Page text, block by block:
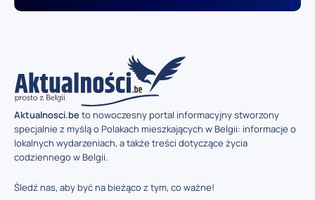
Aktualnosci.beto nowoczesny portal informacyjny stworzony
specjalnie z myślą o Polakach mieszkających w Belgii: informacje o
lokalnych wydarzeniach, a także treści dotyczące życia
codziennego w Belgii.
Śledź nas, aby być na bieżąco z tym, co ważne!